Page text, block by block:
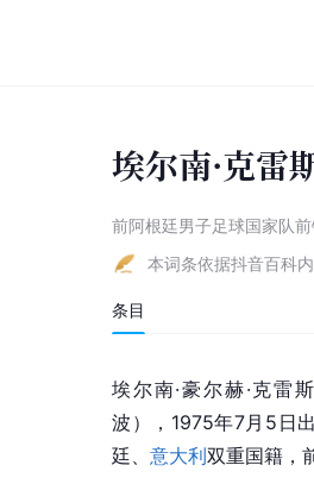
埃尔南·克雷
前阿根廷男子足球国家队
本词条依据抖音百科
条目
埃尔南·豪尔赫·克雷
波），1975年7月5日
廷、 意大利双重国籍，